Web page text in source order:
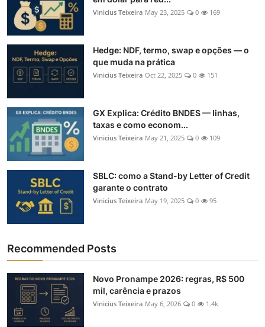
Vinicius Teixeira May 23, 2025 0 169
Hedge: NDF, termo, swap e opções — o
que muda na prática
Vinicius Teixeira Oct 22, 2025 0 151
GX Explica: Crédito BNDES — linhas,
taxas e como econom...
Vinicius Teixeira May 21, 2025 0 109
SBLC: como a Stand-by Letter of Credit
garante o contrato
Vinicius Teixeira May 19, 2025 0 95
Recommended Posts
Novo Pronampe 2026: regras, R$ 500
mil, carência e prazos
Vinicius Teixeira May 6, 2026 0 1.4k